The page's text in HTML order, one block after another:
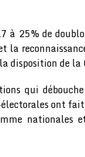
25% de
la
disposition de la
qui
ont
nationales